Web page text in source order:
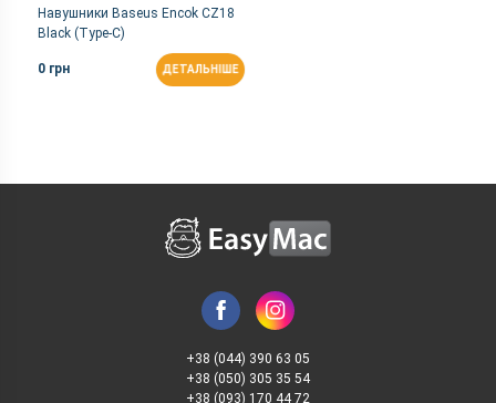
Навушники Baseus Encok CZ18
Black (Type-C)
0 грн ДЕТАЛЬНІШЕ
+38 (044) 390 63 05
+38 (050) 305 35 54
+38 (093) 170 44 72